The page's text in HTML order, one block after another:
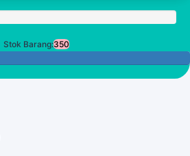
Stok Barang:350